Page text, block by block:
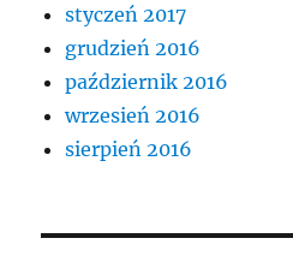
styczeń 2017
grudzień 2016
październik 2016
wrzesień 2016
sierpień 2016